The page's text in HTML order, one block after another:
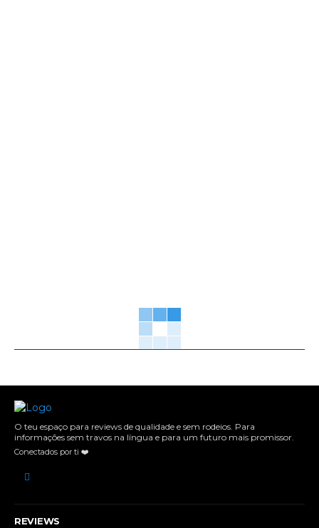
O teu espaço para reviews de qualidade e sem rodeios. Para
informações sem travos na língua e para um futuro mais promissor.
Conectados por ti ❤️
REVIEWS